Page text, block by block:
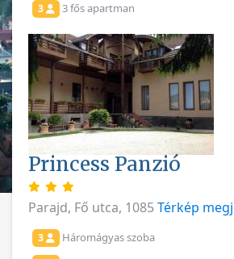
3 3 fős apartman
Princess Panzió
Parajd, Fő utca, 1085Térkép
3 Háromágyas szoba